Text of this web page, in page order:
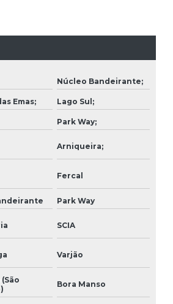
de casas
civil residencial
e arquitetura
de obras
gerenciamento de projetos
de fachada predial
Núcleo Bandeirante;
Emas; Lago Sul;
Park Way;
Arniqueira;
Fercal
Park Way
SCIA
Varjão
Bora Manso